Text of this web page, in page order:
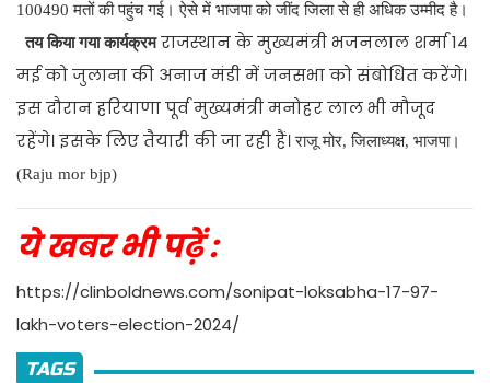
100490 मतों की पहुंच गई। ऐसे में भाजपा को जींद जिला से ही अधिक उम्मीद है।
तय किया गया कार्यक्रमराजस्थान के मुख्यमंत्री भजनलाल शर्मा 14
मई को जुलाना की अनाज मंडी में जनसभा को संबोधित करेंगे।
इस दौरान हरियाणा पूर्व मुख्यमंत्री मनोहर लाल भी मौजूद
रहेंगे। इसके लिए तैयारी की जा रही हैं।राजू मोर, जिलाध्यक्ष, भाजपा।
(Raju mor bjp)
ये खबर भी पढ़ें :
https://clinboldnews.com/sonipat-loksabha-17-97-
lakh-voters-election-2024/
TAGS